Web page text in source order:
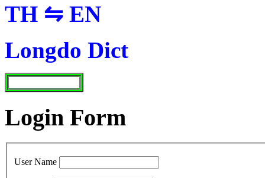
TH ⇋ EN
Longdo Dict
Login Form
User Name